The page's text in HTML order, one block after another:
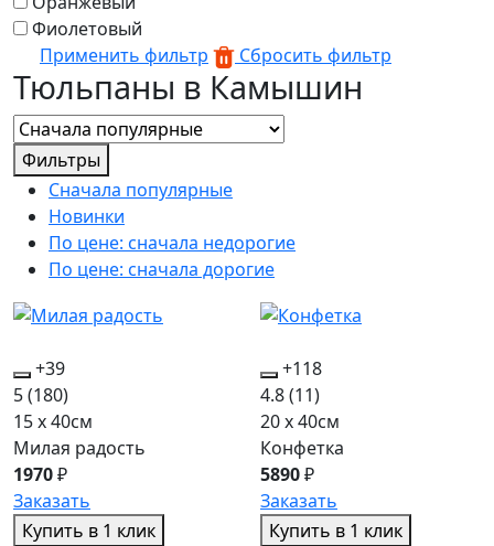
Фиолетовый
Применить фильтр
Сбросить фильтр
Тюльпаны в Камышин
Фильтры
Сначала популярные
Новинки
По цене: сначала недорогие
По цене: сначала дорогие
+39
5(180)
15 x 40см
Милая радость
1970₽
Заказать
Купить в 1 клик
+118
4.8(11)
20 x 40см
Конфетка
5890₽
Заказать
Купить в 1 клик